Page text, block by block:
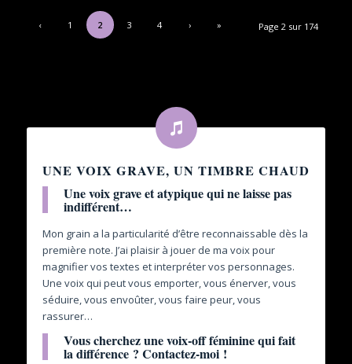
Page 2 sur 174
‹ 1 2 3 4 › »
UNE VOIX GRAVE, UN TIMBRE CHAUD
Une voix grave et atypique qui ne laisse pas
indifférent…
Mon grain a la particularité d’être reconnaissable dès la
première note. J’ai plaisir à jouer de ma voix pour
magnifier vos textes et interpréter vos personnages.
Une voix qui peut vous emporter, vous énerver, vous
séduire, vous envoûter, vous faire peur, vous
rassurer…
Vous cherchez une voix-off féminine qui fait
la différence ? Contactez-moi !